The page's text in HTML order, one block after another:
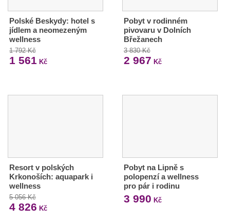
Polské Beskydy: hotel s
jídlem a neomezeným
wellness
1 792 Kč
1 561 Kč
Pobyt v rodinném
pivovaru v Dolních
Břežanech
3 830 Kč
2 967 Kč
Resort v polských
Krkonoších: aquapark i
wellness
5 056 Kč
4 826 Kč
Pobyt na Lipně s
polopenzí a wellness
pro pár i rodinu
3 990 Kč